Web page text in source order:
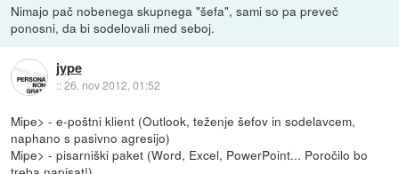
Nimajo pač nobenega skupnega "šefa", sami so pa preveč
ponosni, da bi sodelovali med seboj.
jype
::26. nov 2012, 01:52
Mipe> - e-poštni klient (Outlook, teženje šefov in sodelavcem,
naphano s pasivno agresijo)
Mipe> - pisarniški paket (Word, Excel, PowerPoint... Poročilo bo